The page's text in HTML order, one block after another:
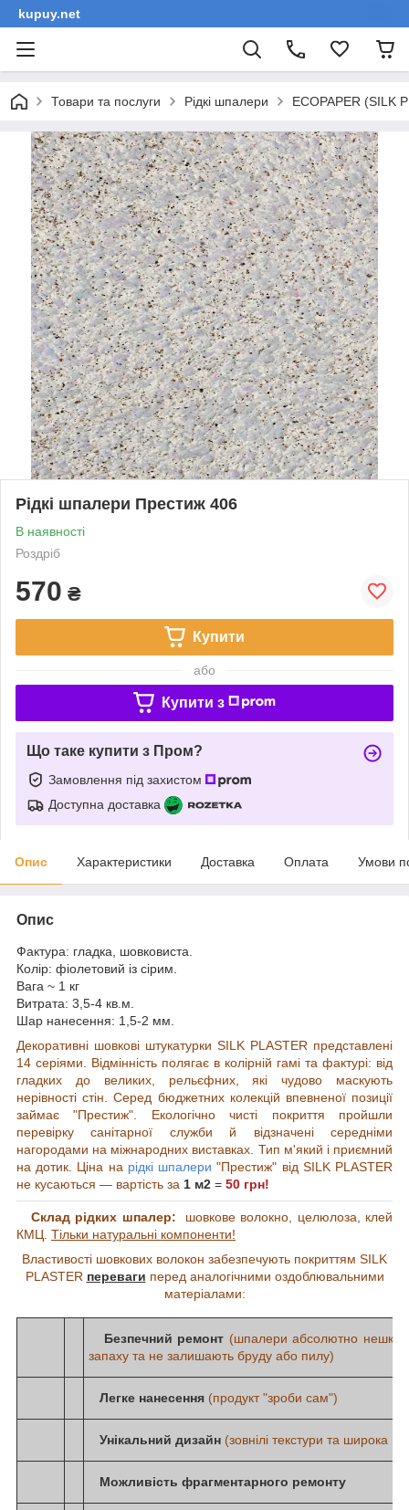
kupuy.net
Товари та послуги Рідкі шпалери ECOPAPER (SILK
Рідкі шпалери Престиж 406
В наявності
Роздріб
570 ₴
Купити
або
Купити з
Що таке купити з Пром?
Замовлення під захистом
Доступна доставка
Опис Характеристики Доставка Оплата Умови
Опис
Фактура: гладка, шовковиста.
Колір: фіолетовий із сірим.
Вага ~ 1 кг
Витрата: 3,5-4 кв.м.
Шар нанесення: 1,5-2 мм.
Декоративні шовкові штукатурки SILK PLASTER представлені
14 серіями. Відмінність полягає в колірній гамі та фактурі: від
гладких до великих, рельєфних, які чудово маскують
нерівності стін. Серед бюджетних колекцій впевненої позиції
займає "Престиж". Екологічно чисті покриття пройшли
перевірку санітарної служби й відзначені середніми
нагородами на міжнародних виставках. Тип м'який і приємний
на дотик. Ціна на рідкі шпалери "Престиж" від SILK PLASTER
не кусаються — вартість за 1 м2 = 50 грн!
Склад рідких шпалер: шовкове волокно, целюлоза, клей
КМЦ. Тільки натуральні компоненти!
Властивості шовкових волокон забезпечують покриттям SILK
PLASTER переваги перед аналогічними оздоблювальними
матеріалами:
Безпечний ремонт (шпалери абсолютно
запаху та не залишають бруду або пилу)
Легке нанесення (продукт "зроби сам")
Унікальний дизайн (зовнілі текстури та широка
Можливість фрагментарного ремонту